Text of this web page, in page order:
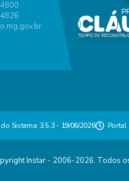
Sistema: 3.5.3 - 19/06/2026
Instar - 2006-2026. Todos